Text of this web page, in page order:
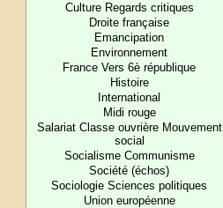
Culture Regards critiques
Droite française
Emancipation
Environnement
France Vers 6è république
Histoire
International
Midi rouge
Salariat Classe ouvrière Mouvement
social
Socialisme Communisme
Société (échos)
Sociologie Sciences politiques
Union européenne